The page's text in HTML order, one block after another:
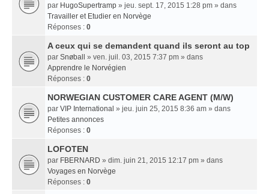
par HugoSupertramp » jeu. sept. 17, 2015 1:28 pm » dans
Travailler et Etudier en Norvège
Réponses : 0
A ceux qui se demandent quand ils seront au top
par Snøball
» ven. juil. 03, 2015 7:37 pm » dans
Apprendre le Norvégien
Réponses : 0
NORWEGIAN CUSTOMER CARE AGENT (M/W)
par VIP International » jeu. juin 25, 2015 8:36 am » dans
Petites annonces
Réponses : 0
LOFOTEN
par FBERNARD » dim. juin 21, 2015 12:17 pm » dans
Voyages en Norvège
Réponses : 0